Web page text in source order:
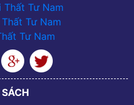
Thất Tư Nam
Tư Nam
Tư Nam